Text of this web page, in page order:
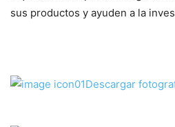
sus productos y ayuden a la
Descargar